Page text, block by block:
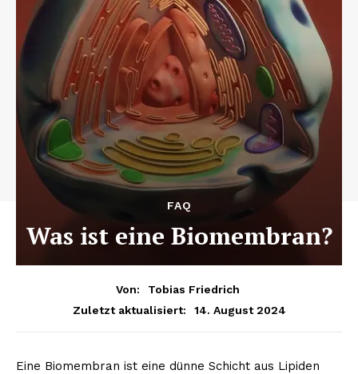
FAQ
Was ist eine Biomembran?
Von:
Tobias Friedrich
Zuletzt aktualisiert:
14. August 2024
Eine Biomembran ist eine dünne Schicht aus Lipiden